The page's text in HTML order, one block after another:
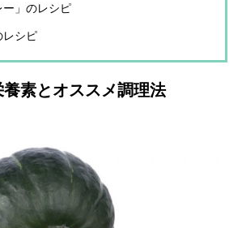
ー」のレシピ
レシピ
素とオススメ調理法